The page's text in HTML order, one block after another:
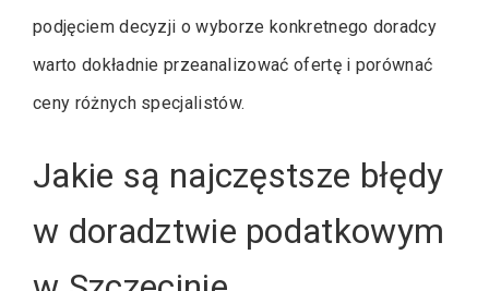
podjęciem decyzji o wyborze konkretnego doradcy
warto dokładnie przeanalizować ofertę i porównać
ceny różnych specjalistów.
Jakie są najczęstsze błędy
w doradztwie podatkowym